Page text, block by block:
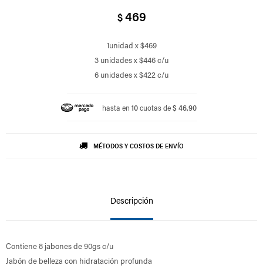
$469
1unidad x $469
3 unidades x $446 c/u
6 unidades x $422 c/u
hasta en 10cuotas de$ 46,90
MÉTODOS Y COSTOS DE ENVÍO
Descripción
Contiene 8 jabones de 90gs c/u
Jabón de belleza con hidratación profunda